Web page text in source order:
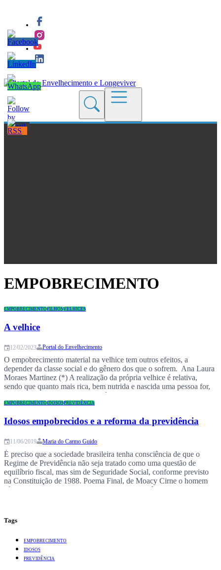
EMPOBRECIMENTO
EMPOBRECIMENTOFILHOSVELHICES
A velhice
12/02/2023 Portal do Envelhecimento
O empobrecimento material na velhice tem outros efeitos, a
depender da classe social e do gênero dos que o sofrem. Ana Laura
Moraes Martinez (*) A realização da própria velhice é relativa,
sendo que quanto mais rica, bem nutrida e nascida uma pessoa for,
mais tarde e melhor “envelhecerá”. Conclui-se disso que o discurso
da “boa…
EMPOBRECIMENTOIDOSOSPREVIDÊNCIA
Idosos empobrecidos e a reforma da previdência
11/06/2019 Maria do Carmo Guido
É preciso que a sociedade brasileira tenha consciência de que o
Regime de Previdência não seja tratado como uma questão de
equilíbrio fiscal, mas sim de Seguridade Social, conforme previsto
na Constituição de 1988. Poema Final, de Moacy Cirne o homem
só, velho e cansado, olha para a frente e nada vê. olha para os…
Tags
EMPOBRECIMENTO
IDOSOS
PREVIDÊNCIA